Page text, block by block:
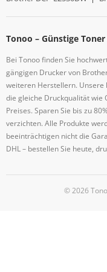
Tonoo – Günstige
Bei Tonoo finden Sie
gängigen Drucker von
weiteren Herstellern.
die gleiche Druckqualität wie
Preises. Sparen Sie bis zu
verzichten. Alle Produkte
beeinträchtigen nicht die
DHL – bestellen Sie heute,
© 2026